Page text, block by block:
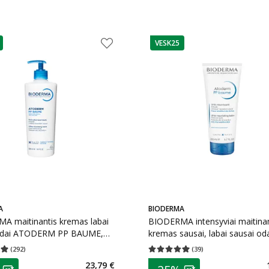
maitinantis kremas labai
ATODERM PP BAUME,
(292) 4.94
23,79 €
patarimas
VESK25
BIODERMA
BIODERMA intensyviai
kremas sausai, labai sausai
ATODERM PP BAUME, 200 ml
(39)
Vidutinis įvertinimas 4.95
patarimas